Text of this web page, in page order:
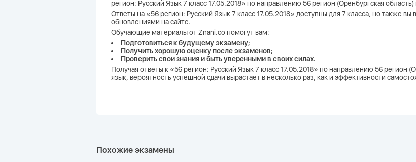
регион: Русский Язык 7 класс 17.05.2018» по направлению 56 регион (Оренбургская
Ответы на «56 регион: Русский Язык 7 класс 17.05.2018» доступны для 7 класса, но также
обновлениями на сайте.
Обучающие материалы от Znani.co помогут вам:
Подготовиться к будущему экзамену;
Получить хорошую оценку после экзаменов;
Проверить свои знания и быть уверенными в своих силах.
Получая ответы к «56 регион: Русский Язык 7 класс 17.05.2018» по направлению 56 регион
язык, вероятность успешной сдачи вырастает в несколько раз, как и эффективности
Похожие экзамены